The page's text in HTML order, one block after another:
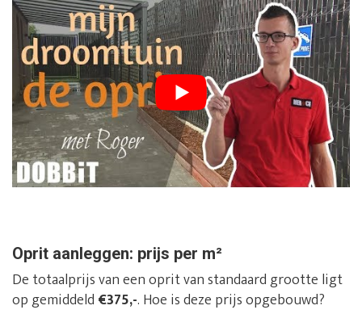
Oprit aanleggen: prijs per m²
De totaalprijs van een oprit van standaard grootte ligt
op gemiddeld €375,-. Hoe is deze prijs opgebouwd?